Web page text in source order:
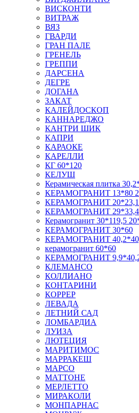
ВИСКОНТИ
ВИТРАЖ
ВЯЗ
ГВАРДИ
ГРАН ПАЛЕ
ГРЕНЕЛЬ
ГРЕППИ
ДАРСЕНА
ДЕГРЕ
ДОГАНА
ЗАКАТ
КАЛЕЙДОСКОП
КАННАРЕДЖО
КАНТРИ ШИК
КАПРИ
КАРАОКЕ
КАРЕЛЛИ
КГ 60*120
КЕЛУШ
Керамическая плитка
КЕРАМОГРАНИТ 13*80
КЕРАМОГРАНИТ 20*23,1
КЕРАМОГРАНИТ 29*33,4
Керамогранит 30*119,5
КЕРАМОГРАНИТ 30*60
КЕРАМОГРАНИТ
керамогранит 60*60
КЕРАМОГРАНИТ
КЛЕМАНСО
КОЛЛИАНО
КОНТАРИНИ
КОРРЕР
ЛЕВАДА
ЛЕТНИЙ САД
ЛОМБАРДИА
ЛУИЗА
ЛЮТЕЦИЯ
МАРИТИМОС
МАРРАКЕШ
МАРСО
МАТТОНЕ
МЕРЛЕТТО
МИРАКОЛИ
МОНПАРНАС